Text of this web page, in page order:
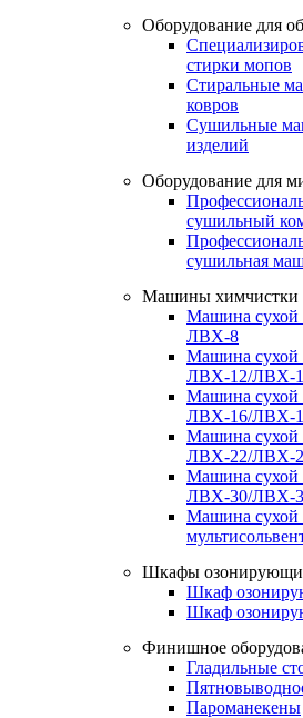
Оборудование для
стирки мопов
Стиральные
ковров
Сушильные
изделий
Оборудование для
сушильный
сушильная
Машины химчистки
Машина сухой
ЛВХ-8
Машина сухой
ЛВХ-12/ЛВХ-
Машина сухой
ЛВХ-16/ЛВХ-
Машина сухой
ЛВХ-22/ЛВХ-
Машина сухой
ЛВХ-30/ЛВХ-
Машина сухой
Шкафы
Шкаф
Шкаф
Финишное
Гладильные
Пароманекены